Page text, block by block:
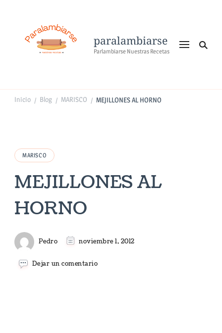
paralambiarse
Parlambiarse Nuestras Recetas
Inicio / Blog / MARISCO / MEJILLONES AL HORNO
MARISCO
MEJILLONES AL
HORNO
Pedro noviembre 1, 2012
Dejar un comentarioen